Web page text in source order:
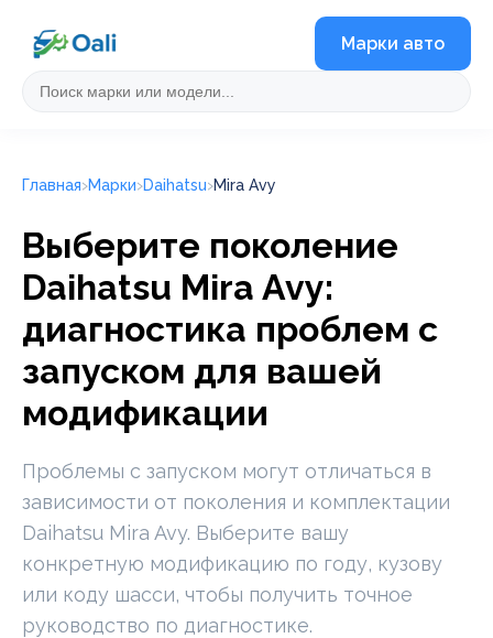
Марки авто
Главная Марки Daihatsu Mira Avy
Выберите поколение
Daihatsu Mira Avy:
диагностика проблем с
запуском для вашей
модификации
Проблемы с запуском могут отличаться в
зависимости от поколения и комплектации
Daihatsu Mira Avy. Выберите вашу
конкретную модификацию по году, кузову
или коду шасси, чтобы получить точное
руководство по диагностике.